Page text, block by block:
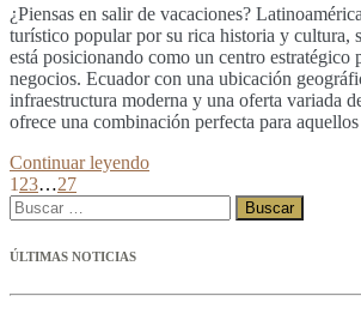
¿Piensas en salir de vacaciones?
turístico popular por su rica historia y cultura,
está posicionando como un centro estratégico
negocios. Ecuador con una ubicación
infraestructura moderna y una oferta variada
ofrece una combinación perfecta para
Continuar leyendo
1 23…27
Buscar:
ÚLTIMAS NOTICIAS